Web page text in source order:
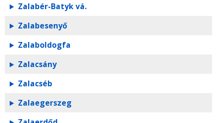
Zalabér-Batyk vá.
Zalabesenyő
Zalaboldogfa
Zalacsány
Zalacséb
Zalaegerszeg